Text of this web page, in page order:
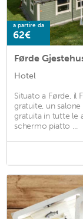
a partire da
62€
Førde
Hotel
Situato a Førde, il
gratuite, un
gratuita in tutte le
schermo piatto ...